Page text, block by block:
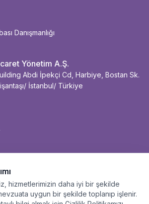
Danışmanlığı
Yönetim A.Ş.
Abdi İpekçi Cd, Harbiye, Bostan Sk.
İstanbul/ Türkiye
hizmetlerimizin daha iyi bir şekilde
uygun bir şekilde toplanıp işlenir.